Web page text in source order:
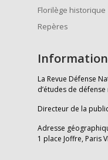
Florilège historique
Repères
La Revue Défense
d’études de
Directeur de la
Adresse
1 place Joffre, Paris